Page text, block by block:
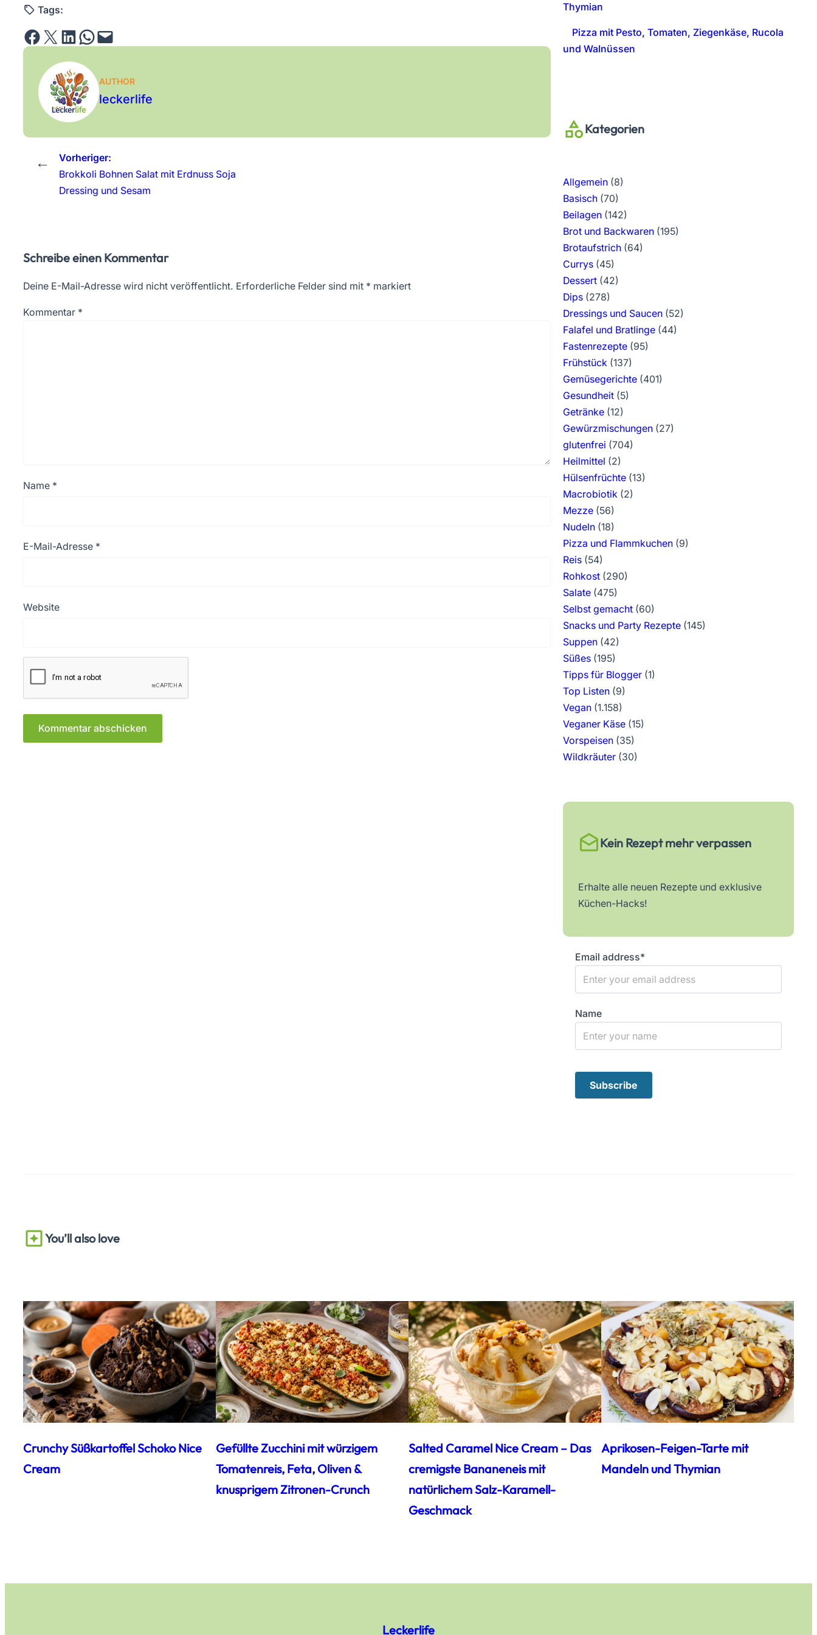
Tags:
Share on Facebook Email this Page Share on LinkedIn Share on WhatsApp Email this Page
AUTHOR
leckerlife
←
Vorheriger:
Brokkoli Bohnen Salat mit Erdnuss Soja
Dressing und Sesam
Schreibe einen Kommentar
Deine E-Mail-Adresse wird nicht veröffentlicht. Erforderliche Felder sind mit * markiert
Kommentar *
Name *
E-Mail-Adresse *
Website
Thymian
Pizza mit Pesto, Tomaten, Ziegenkäse, Rucola
und Walnüssen
Kategorien
Allgemein(8)
Basisch(70)
Beilagen(142)
Brot und Backwaren(195)
Brotaufstrich(64)
Currys(45)
Dessert(42)
Dips(278)
Dressings und Saucen(52)
Falafel und Bratlinge(44)
Fastenrezepte(95)
Frühstück (137)
Gemüsegerichte(401)
Gesundheit(5)
Getränke(12)
Gewürzmischungen(27)
glutenfrei (704)
Heilmittel (2)
Hülsenfrüchte(13)
Macrobiotik (2)
Mezze(56)
Nudeln(18)
Pizza und Flammkuchen(9)
Reis(54)
Rohkost(290)
Salate(475)
Selbst gemacht(60)
Snacks und Party Rezepte(145)
Suppen(42)
Süßes(195)
Tipps für Blogger(1)
Top Listen(9)
Vegan(1.158)
Veganer Käse(15)
Vorspeisen(35)
Wildkräuter(30)
Kein Rezept mehr verpassen
Erhalte alle neuen Rezepte und exklusive
Küchen-Hacks!
Email address*
Name
You’ll also love
Crunchy Süßkartoffel Schoko Nice
Cream
Gefüllte Zucchini mit würzigem
Tomatenreis, Feta, Oliven &
knusprigem Zitronen-Crunch
Salted Caramel Nice Cream – Das
cremigste Bananeneis mit
natürlichem Salz-Karamell-
Geschmack
Aprikosen-Feigen-Tarte mit
Mandeln und Thymian
Leckerlife